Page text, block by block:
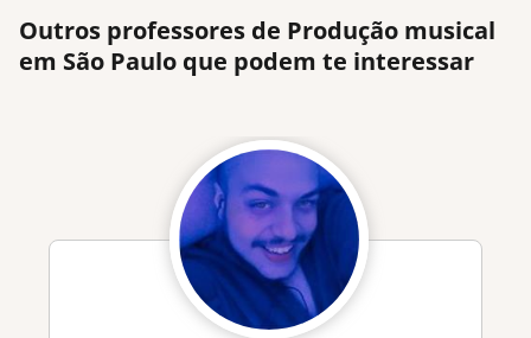
Outros professores de Produção musical
em São Paulo que podem te interessar